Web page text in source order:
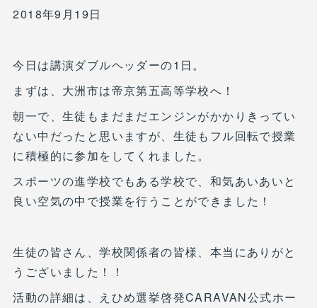
2018年9月19日
今日は講演ダブルヘッダーの1日。
まずは、大洲市は帝京第五高等学校へ！
朝一で、生徒もまだまだエンジンがかかりきってい
ない中だったと思いますが、生徒もフル回転で授業
に積極的に参加をしてくれました。
スポーツの進学校でもある学校で、和気あいあいと
良い空気の中で授業を行うことができました！
生徒の皆さん、学校関係者の皆様、本当にありがと
うございました！！
活動の詳細は、えひめ選挙啓発CARAVAN公式ホー